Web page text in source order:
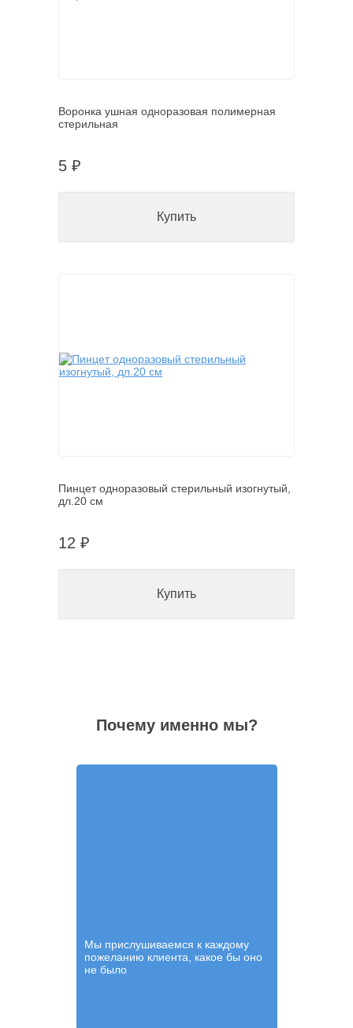
Воронка ушная одноразовая полимерная
стерильная
5 ₽
Купить
Пинцет одноразовый стерильный изогнутый,
дл.20 см
12 ₽
Купить
Почему именно мы?
Мы прислушиваемся к каждому
пожеланию клиента, какое бы оно
не было